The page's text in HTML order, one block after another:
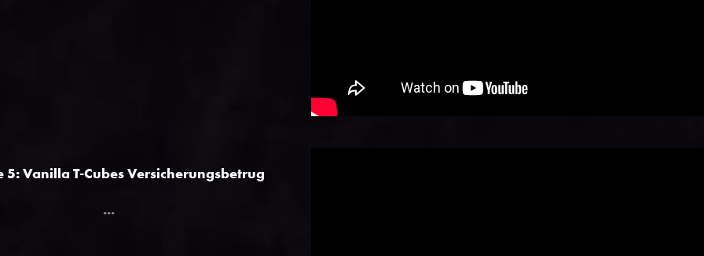
5: Vanilla T-Cubes Versicherungsbetrug
...